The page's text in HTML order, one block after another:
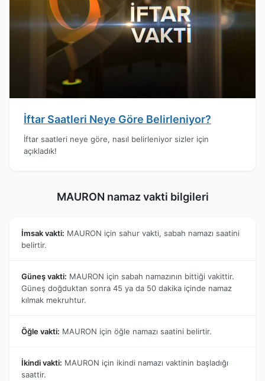
İftar Saatleri Neye Göre Belirleniyor?
İftar saatleri neye göre, nasıl belirleniyor sizler için
açıkladık!
MAURON namaz vakti bilgileri
İmsak vakti: MAURON için sahur vakti, sabah namazı saatini
belirtir.
Güneş vakti: MAURON için sabah namazının bittiği vakittir.
Güneş doğduktan sonra 45 ya da 50 dakika içinde namaz
kılmak mekruhtur.
Öğle vakti: MAURON için öğle namazı saatini belirtir.
İkindi vakti: MAURON için ikindi namazı vaktinin başladığı
saattir.